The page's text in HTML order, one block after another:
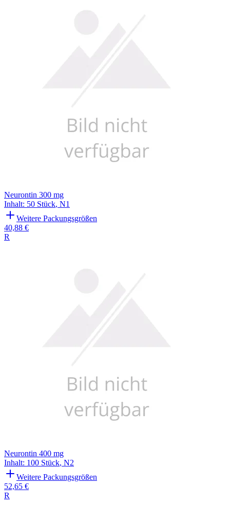
Neurontin 300 mg
Inhalt: 50 Stück, N1
Weitere Packungsgrößen
40,88 €
R
Neurontin 400 mg
Inhalt: 100 Stück, N2
Weitere Packungsgrößen
52,65 €
R